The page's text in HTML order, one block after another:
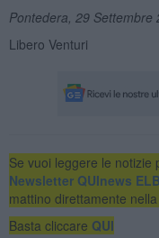
Pontedera, 29 Settembre
Libero Venturi
Se vuoi leggere le notizie
Newsletter QUInews
mattino direttamente
Basta cliccare QUI